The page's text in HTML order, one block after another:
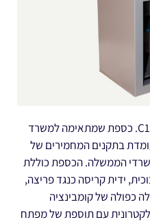
כספת כבדה ומבוטנת לפי תקן C1 C2. כספת שמתאימה למשרד
בתקנים המחמירים של
הממשלה. הכספת כוללת
ידית קריסה כנגד פריצה,
כפולה של קומבינציה
עם תוספת של מפתח